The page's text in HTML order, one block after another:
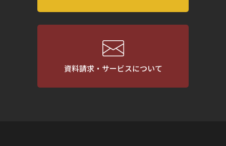
資料請求・サービスについて